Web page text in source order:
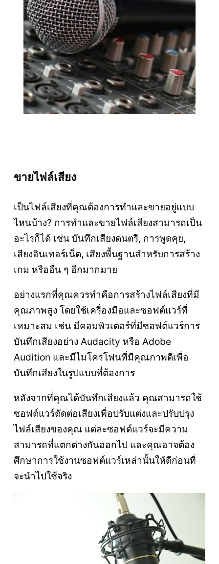
ขายไฟล์เสียง
เป็นไฟล์เสียงที่คุณต้องการทำและขายอยู่แบบ
ไหนบ้าง? การทำและขายไฟล์เสียงสามารถเป็น
อะไรก็ได้ เช่น บันทึกเสียงดนตรี, การพูดคุย,
เสียงอินเทอร์เน็ต, เสียงพื้นฐานสำหรับการสร้าง
เกม หรืออื่น ๆ อีกมากมาย
อย่างแรกที่คุณควรทำคือการสร้างไฟล์เสียงที่มี
คุณภาพสูง โดยใช้เครื่องมือและซอฟต์แวร์ที่
เหมาะสม เช่น มีคอมพิวเตอร์ที่มีซอฟต์แวร์การ
บันทึกเสียงอย่าง Audacity หรือ Adobe
Audition และมีไมโครโฟนที่มีคุณภาพดีเพื่อ
บันทึกเสียงในรูปแบบที่ต้องการ
หลังจากที่คุณได้บันทึกเสียงแล้ว คุณสามารถใช้
ซอฟต์แวร์ตัดต่อเสียงเพื่อปรับแต่งและปรับปรุง
ไฟล์เสียงของคุณ แต่ละซอฟต์แวร์จะมีความ
สามารถที่แตกต่างกันออกไป และคุณอาจต้อง
ศึกษาการใช้งานซอฟต์แวร์เหล่านั้นให้ดีก่อนที่
จะนำไปใช้จริง